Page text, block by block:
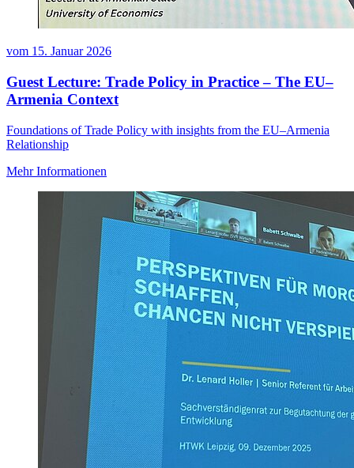
vom 15. Januar 2026
Guest Lecture: Trade Policy in Practice – The EU–
Armenia Context
Foundations of Trade Policy with insights from the EU–Armenia
Relationship
Mehr Informationen